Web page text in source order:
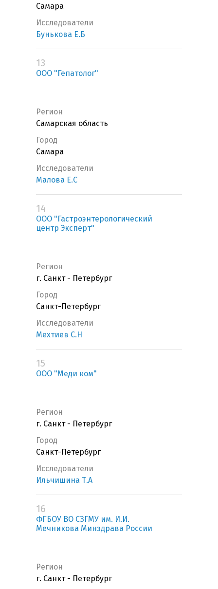
Самара
Исследователи
Бунькова Е.Б
13
ООО "Гепатолог"
Регион
Самарская область
Город
Самара
Исследователи
Малова Е.С
14
ООО "Гастроэнтерологический
центр Эксперт"
Регион
г. Санкт - Петербург
Город
Санкт-Петербург
Исследователи
Мехтиев С.Н
15
ООО "Меди ком"
Регион
г. Санкт - Петербург
Город
Санкт-Петербург
Исследователи
Ильчишина Т.А
16
ФГБОУ ВО СЗГМУ им. И.И.
Мечникова Минздрава России
Регион
г. Санкт - Петербург